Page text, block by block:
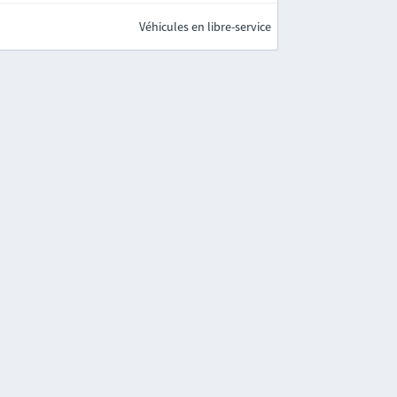
Véhicules en libre-service